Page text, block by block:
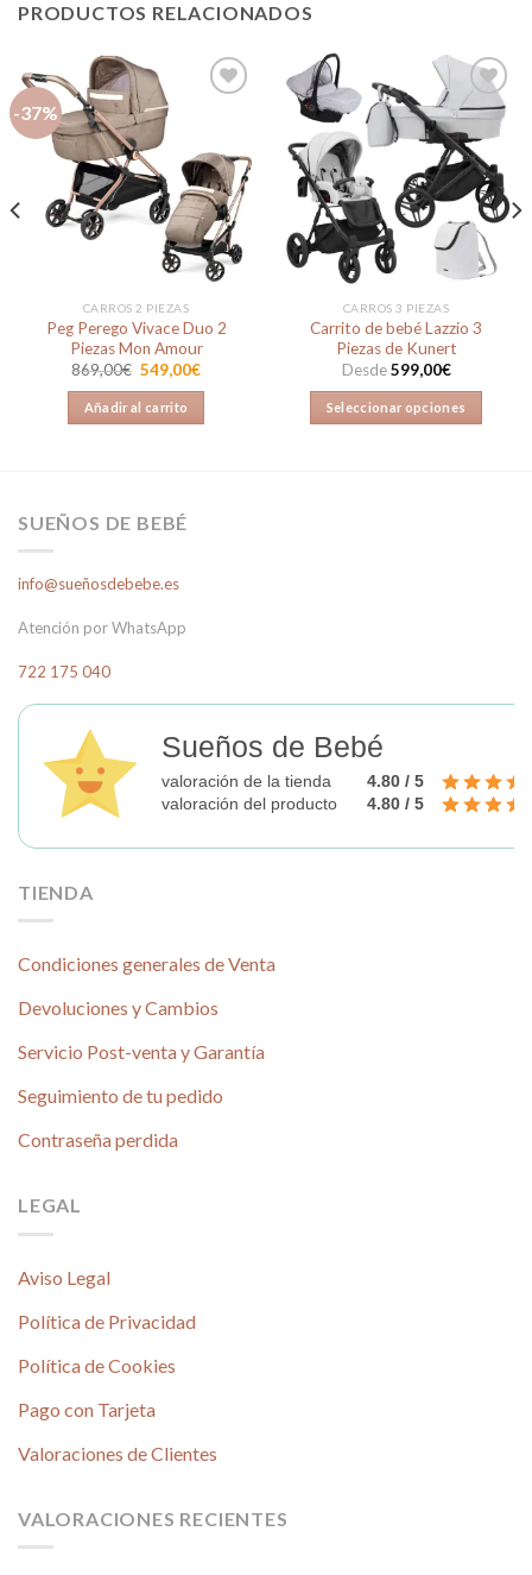
PRODUCTOS RELACIONADOS
-37%
Añadir
a la
lista de
deseos
CARROS 2 PIEZAS
Peg Perego Vivace Duo 2
Piezas Mon Amour
869,00€ El
precio
original
era:
869,00€.
549,00€El
549,00€.
Añadir al carrito
Añadir
a la
lista de
deseos
CARROS 3 PIEZAS
Carrito de bebé Lazzio 3
Piezas de Kunert
Desde599,00€
Seleccionar opciones
la
producto
SUEÑOS DE BEBÉ
info@sueñosdebebe.es
Atención por WhatsApp
722 175 040
Sueños de Bebé
valoración de la tienda
4.80 / 5
valoración del producto
4.80 / 5
TIENDA
Condiciones generales de Venta
Devoluciones y Cambios
Servicio Post-venta y Garantía
Seguimiento de tu pedido
Contraseña perdida
LEGAL
Aviso Legal
Política de Privacidad
Política de Cookies
Pago con Tarjeta
Valoraciones de Clientes
VALORACIONES RECIENTES